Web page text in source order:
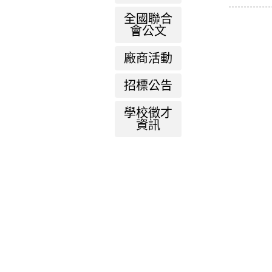
全國聯合
會公文
廠商活動
招標公告
學校徵才
資訊